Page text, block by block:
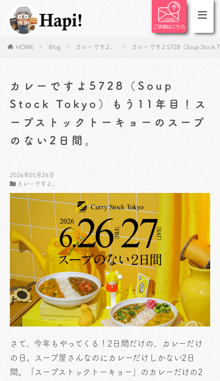
HOME Blog カレーですよ。 カレーですよ5728（Soup Stock
カレーですよ5728（Soup
Stock Tokyo）もう11年目！ス
ープストックトーキョーのスープ
のない2日間。
2026年05月26日
カレーですよ。
さて、今年もやってくる！2日間だけの、カレーだけ
の日。スープ屋さんなのにカレーだけしかない2日
間。「スープストックトーキョー」のカレーだけの2